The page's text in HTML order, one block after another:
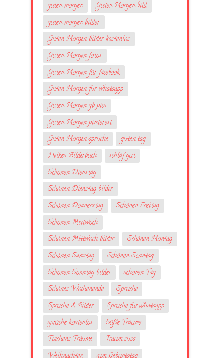
guten morgen
Guten Morgen bild
guten morgen bilder
Guten Morgen bilder kostenlos
Guten Morgen fotos
Guten Morgen für facebook
Guten Morgen für whatsapp
Guten Morgen gb pics
Guten Morgen pinterest
Guten Morgen sprüche
guten tag
Heikes Bilderbuch
schlaf gut
Schönen Dienstag
Schönen Dienstag bilder
Schönen Donnerstag
Schönen Freitag
Schönen Mittwoch
Schönen Mittwoch bilder
Schönen Montag
Schönen Samstag
Schönen Sonntag
Schönen Sonntag bilder
schönen Tag
Schönes Wochenende
Sprüche
Sprüche & Bilder
Sprüche fur whatsapp
sprüche kostenlos
Süße Träume
Tinchens Träume
Traum suss